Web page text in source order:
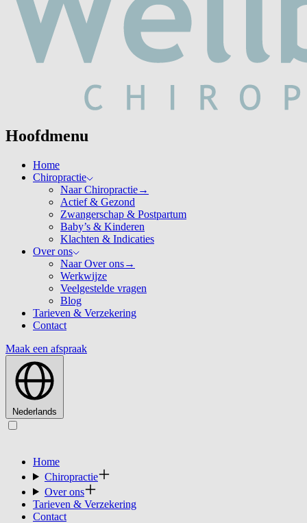
Hoofdmenu
Home
Chiropractie
Naar Chiropractie→
Actief & Gezond
Zwangerschap & Postpartum
Baby’s & Kinderen
Klachten & Indicaties
Over ons
Naar Over ons→
Werkwijze
Veelgestelde vragen
Blog
Tarieven & Verzekering
Contact
Maak een afspraak
Nederlands
Home
Chiropractie
Over ons
Tarieven & Verzekering
Contact